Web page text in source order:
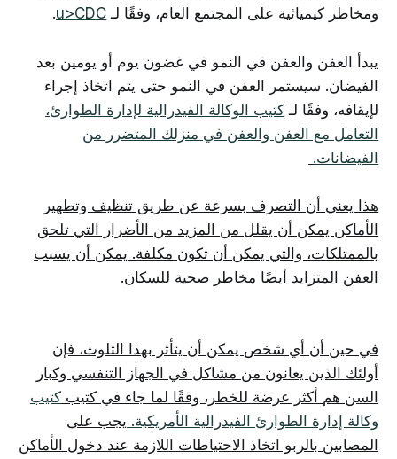
ومخاطر كيميائية على المجتمع العام، وفقًا لـ
u>CDC
.
يبدأ العفن والعفن في النمو في غضون يوم أو يومين بعد
الفيضان. سيستمر العفن في النمو حتى يتم اتخاذ إجراء
لإيقافه، وفقًا لـ كتيب الوكالة الفيدرالية لإدارة الطوارئ،
التعامل مع العفن والعفن في منزلك المتضرر من
الفيضانات.
هذا يعني أن التصرف بسرعة عن طريق تنظيف وتطهير
الأماكن يمكن أن يقلل من المزيد من الأضرار التي تلحق
بالممتلكات، والتي يمكن أن تكون مكلفة. يمكن أن يسبب
العفن المتزايد أيضًا مخاطر صحية للسكان.
في حين أن أي شخص يمكن أن يتأثر بهذا التلوث، فإن
أولئك الذين يعانون من مشاكل في الجهاز التنفسي وكبار
السن هم أكثر عرضة للخطر، وفقًا لما جاء في كتيب كتيب
وكالة إدارة الطوارئ الفيدرالية الأمريكية. يجب على
المصابين بالربو اتخاذ الاحتياطات اللازمة عند دخول الأماكن